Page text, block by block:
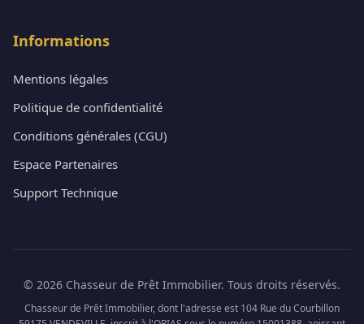
Informations
Mentions légales
Politique de confidentialité
Conditions générales (CGU)
Espace Partenaires
Support Technique
© 2026 Chasseur de Prêt Immobilier. Tous droits réservés.
Chasseur de Prêt Immobilier, dont l'adresse est 104 Rue du Courbillon